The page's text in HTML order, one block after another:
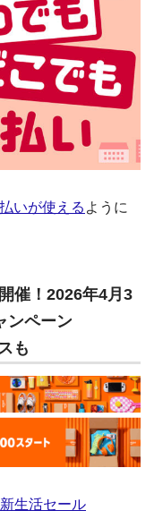
いが使える ように
催！2026年4月3
ンペーン
も
生活セール